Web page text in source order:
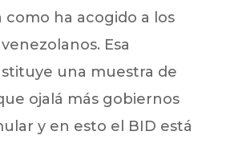
como ha acogido a los
Esa
una muestra de
ojalá más gobiernos
y en esto el BID está